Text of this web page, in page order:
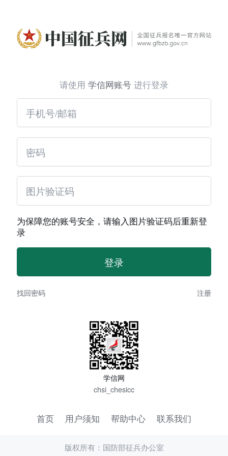
请使用 学信网账号 进行登录
为保障您的账号安全，请输入图片验证码后重新登
录
找回密码 注册
学信网
chsi_chesicc
首页 用户须知 帮助中心 联系我们
版权所有：国防部征兵办公室